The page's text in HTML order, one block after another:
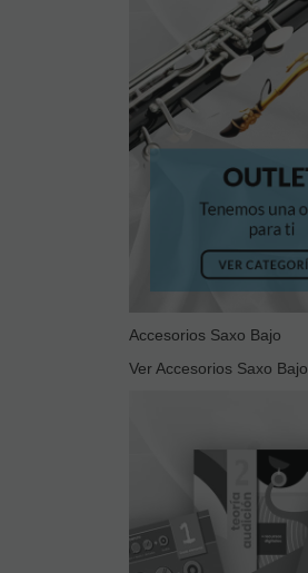
Accesorios Saxo Bajo
Ver Accesorios Saxo Bajo